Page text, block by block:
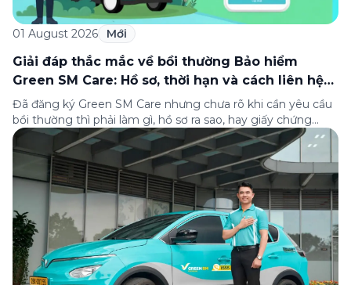
01 August 2026 Mới
Giải đáp thắc mắc về bồi thường Bảo hiểm
Green SM Care: Hồ sơ, thời hạn và cách liên hệ
hỗ trợ
Đã đăng ký Green SM Care nhưng chưa rõ khi cần yêu cầu
bồi thường thì phải làm gì, hồ sơ ra sao, hay giấy chứng
nhận bảo hiểm tìm ở đâu? Bài viết này tổng hợp đầy đủ các
câu hỏi thường gặp nhất về quy trình bồi thường và hỗ trợ
của Green […]